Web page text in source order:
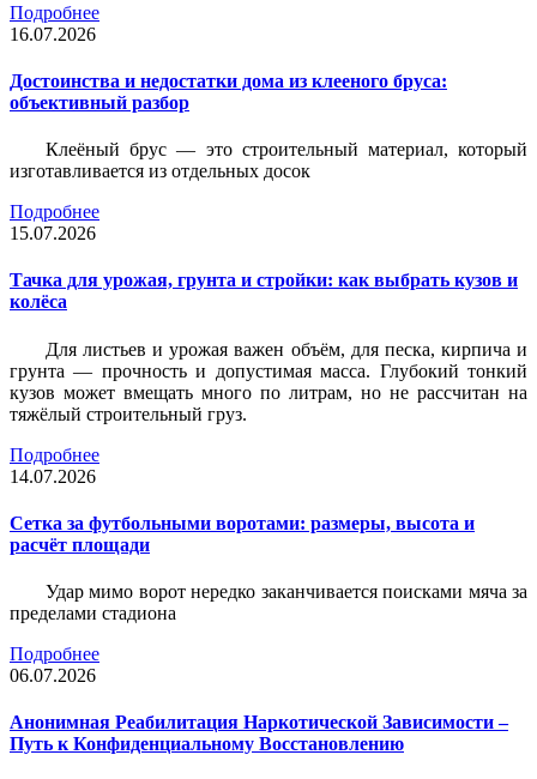
Подробнее
16.07.2026
Достоинства и недостатки дома из клееного бруса:
объективный разбор
Клеёный брус — это строительный материал, который
изготавливается из отдельных досок
Подробнее
15.07.2026
Тачка для урожая, грунта и стройки: как выбрать кузов и
колёса
Для листьев и урожая важен объём, для песка, кирпича и
грунта — прочность и допустимая масса. Глубокий тонкий
кузов может вмещать много по литрам, но не рассчитан на
тяжёлый строительный груз.
Подробнее
14.07.2026
Сетка за футбольными воротами: размеры, высота и
расчёт площади
Удар мимо ворот нередко заканчивается поисками мяча за
пределами стадиона
Подробнее
06.07.2026
Анонимная Реабилитация Наркотической Зависимости –
Путь к Конфиденциальному Восстановлению